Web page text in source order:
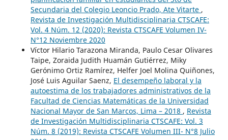
Secundaria del Colegio Leoncio Prado, Ate Vitarte ,
Revista de Investigación Multidisciplinaria CTSCAFE:
Vol. 4 Núm. 12 (2020): Revista CTSCAFE Volumen IV-
N°12 Noviembre 2020
Víctor Hilario Tarazona Miranda, Paulo Cesar Olivares
Taipe, Zoraida Judith Huamán Gutiérrez, Miky
Gerónimo Ortiz Ramírez, Helfer Joel Molina Quiñones,
José Luis Aguilar Saenz, El desempeño laboral y la
autoestima de los trabajadores administrativos de la
Facultad de Ciencias Matemáticas de la Universidad
Nacional Mayor de San Marcos, Lima – 2018 , Revista
de Investigación Multidisciplinaria CTSCAFE: Vol. 3
Núm. 8 (2019): Revista CTSCAFE Volumen III- N°8 Julio